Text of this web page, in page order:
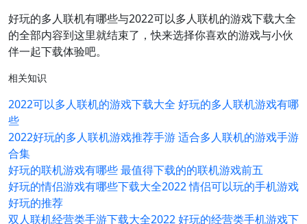
好玩的多人联机有哪些与2022可以多人联机的游戏下载大全
的全部内容到这里就结束了，快来选择你喜欢的游戏与小伙
伴一起下载体验吧。
相关知识
2022可以多人联机的游戏下载大全 好玩的多人联机游戏有哪
些
2022好玩的多人联机游戏推荐手游 适合多人联机的游戏手游
合集
好玩的联机游戏有哪些 最值得下载的的联机游戏前五
好玩的情侣游戏有哪些下载大全2022 情侣可以玩的手机游戏
好玩的推荐
双人联机经营类手游下载大全2022 好玩的经营类手机游戏下